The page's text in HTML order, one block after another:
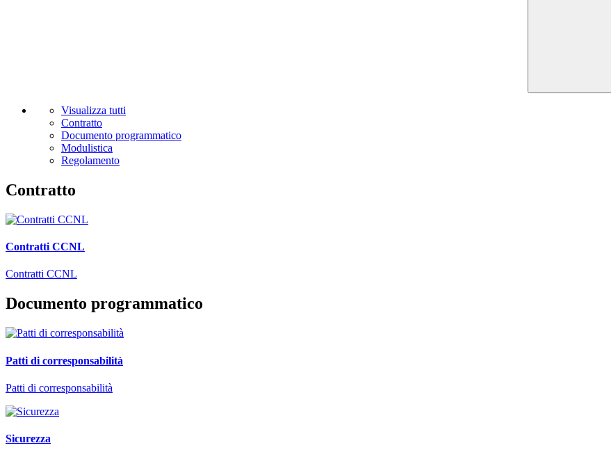
Visualizza tutti
Contratto
Documento programmatico
Modulistica
Regolamento
Contratto
Contratti CCNL
Contratti CCNL
Documento programmatico
Patti di corresponsabilità
Patti di corresponsabilità
Sicurezza